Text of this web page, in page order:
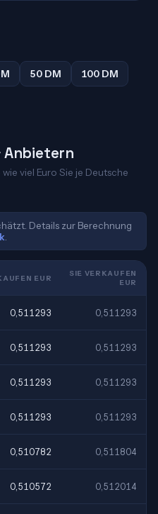
50 DM
100 DM
Anbietern
viel Euro Sie je Deutsche
Details zur Berechnung
EUR
SIE VERKAUFEN
EUR
0,511293 0,511293
0,511293 0,511293
0,511293 0,511293
0,511293 0,511293
0,510782 0,511804
0,510572 0,512014